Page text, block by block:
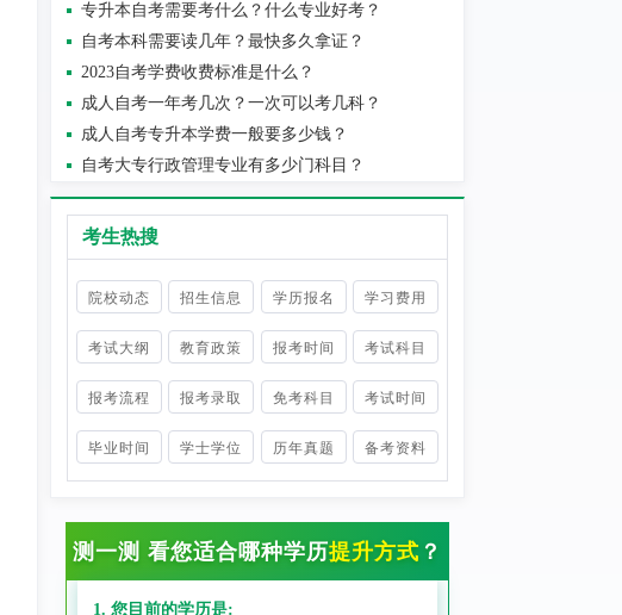
专升本自考需要考什么？什么专业好考？
自考本科需要读几年？最快多久拿证？
2023自考学费收费标准是什么？
成人自考一年考几次？一次可以考几科？
成人自考专升本学费一般要多少钱？
自考大专行政管理专业有多少门科目？
考生热搜
院校动态 招生信息 学历报名 学习费用
考试大纲 教育政策 报考时间 考试科目
报考流程 报考录取 免考科目 考试时间
毕业时间 学士学位 历年真题 备考资料
测一测 看您适合哪种学历提升方式 ？
1. 您目前的学历是: